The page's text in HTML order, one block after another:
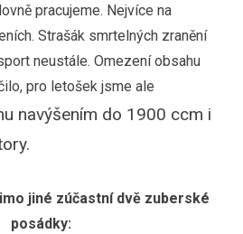
pracujeme. Nejvíce na
Strašák smrtelných zranění
neustále. Omezení obsahu
pro letošek jsme ale
navýšením do 1900 ccm i
jiné zúčastní dvě zuberské
posádky: